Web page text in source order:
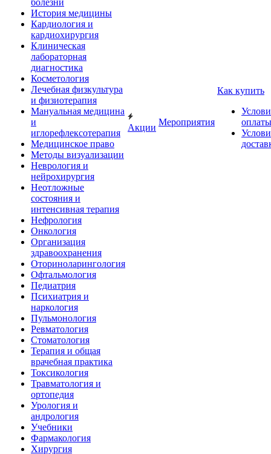
болезни
История медицины
Кардиология и
кардиохирургия
Клиническая
лабораторная
диагностика
Косметология
Лечебная физкультура
и физиотерапия
Мануальная медицина
и
иглорефлексотерапия
Медицинское право
Методы визуализации
Неврология и
нейрохирургия
Неотложные
состояния и
интенсивная терапия
Нефрология
Онкология
Организация
здравоохранения
Оториноларингология
Офтальмология
Педиатрия
Психиатрия и
наркология
Пульмонология
Ревматология
Стоматология
Терапия и общая
врачебная практика
Токсикология
Травматология и
ортопедия
Урология и
андрология
Учебники
Фармакология
Хирургия
Акции
Мероприятия
Как купить
оплаты